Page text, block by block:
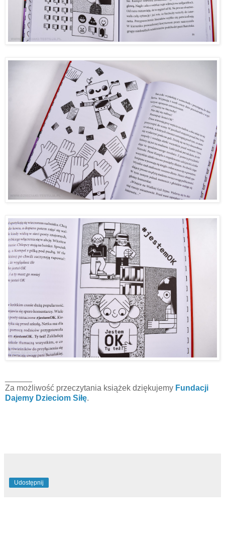
Za możliwość przeczytania książek dziękujemy Fundacji
Dajemy Dzieciom Siłę.
Udostępnij